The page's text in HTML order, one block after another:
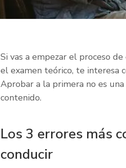
Si vas a empezar el proceso
el examen teórico, te interesa
Aprobar a la primera no es
contenido.
Los 3 errores más
conducir